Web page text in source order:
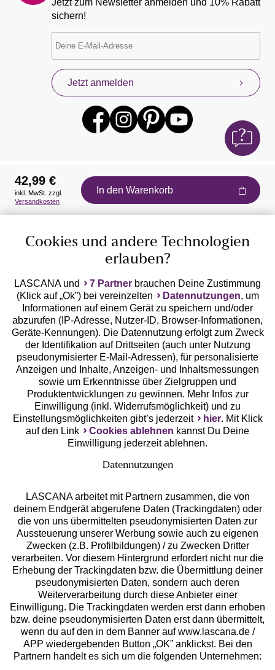
Jetzt zum Newsletter anmelden und 10% Rabatt
sichern!
Jetzt anmelden
Auszeichnungen
Geprüfte Sicherheit
Unsere Apps
Services
Beratung
Über uns
Rechtliches
42,99 €
inkl. MwSt. zzgl.
Versandkosten
In den Warenkorb
Cookies und andere Technologien
erlauben?
LASCANA und 7 Partner brauchen Deine Zustimmung
(Klick auf „Ok”) bei vereinzelten
Datennutzungen, um
Informationen auf einem Gerät zu speichern und/oder
abzurufen (IP-Adresse, Nutzer-ID, Browser-Informationen,
Geräte-Kennungen). Die Datennutzung erfolgt zum Zweck
der Identifikation auf Drittseiten (auch unter Nutzung
pseudonymisierter E-Mail-Adressen), für personalisierte
Anzeigen und Inhalte, Anzeigen- und Inhaltsmessungen
sowie um Erkenntnisse über Zielgruppen und
Produktentwicklungen zu gewinnen. Mehr Infos zur
Einwilligung (inkl. Widerrufsmöglichkeit) und zu
Einstellungsmöglichkeiten gibt’s jederzeit
hier. Mit Klick
auf den Link
Cookies ablehnen kannst Du Deine
Einwilligung jederzeit ablehnen.
Datennutzungen
LASCANA arbeitet mit Partnern zusammen, die von
deinem Endgerät abgerufene Daten (Trackingdaten) oder
die von uns übermittelten pseudonymisierten Daten zur
Aussteuerung unserer Werbung sowie auch zu eigenen
Zwecken (z.B. Profilbildungen) / zu Zwecken Dritter
verarbeiten. Vor diesem Hintergrund erfordert nicht nur die
Erhebung der Trackingdaten bzw. die Übermittlung deiner
pseudonymisierten Daten, sondern auch deren
Weiterverarbeitung durch diese Anbieter einer
Einwilligung. Die Trackingdaten werden erst dann erhoben
bzw. deine pseudonymisierten Daten erst dann übermittelt,
wenn du auf den in dem Banner auf www.lascana.de /
APP wiedergebenden Button „OK” anklickst. Bei den
Partnern handelt es sich um die folgenden Unternehmen: